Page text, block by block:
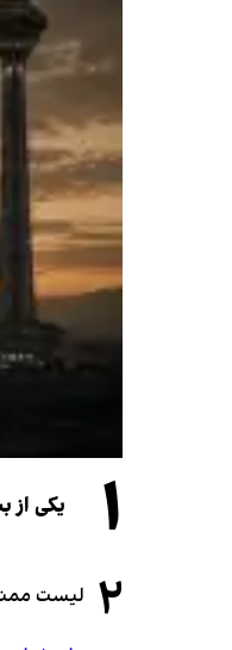
۱ یکی از
۲ لیست ممنوعه کریستیانو؛ ۱۰